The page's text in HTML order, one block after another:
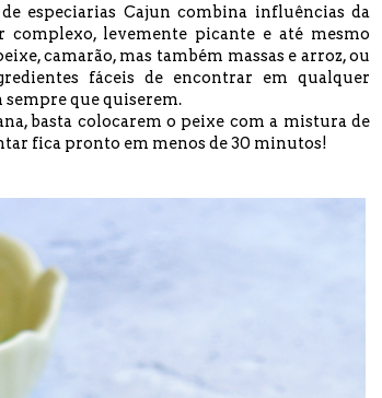
especiarias Cajun combina influências da
levemente picante e até mesmo
camarão, mas também massas e arroz, ou
fáceis de encontrar em qualquer
sempre que quiserem.
basta colocarem o peixe com a mistura de
fica pronto em menos de 30 minutos!